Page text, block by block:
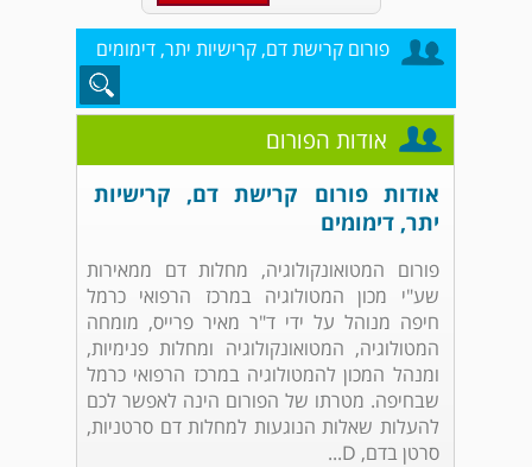
פורום קרישת דם, קרישיות יתר, דימומים
אודות הפורום
אודות פורום קרישת דם, קרישיות
יתר, דימומים
פורום המטואונקולוגיה, מחלות דם ממאירות
שע"י מכון המטולוגיה במרכז הרפואי כרמל
חיפה מנוהל על ידי ד"ר מאיר פרייס, מומחה
המטולוגיה, המטואונקולוגיה ומחלות פנימיות,
ומנהל המכון להמטולוגיה במרכז הרפואי כרמל
שבחיפה. מטרתו של הפורום הינה לאפשר לכם
להעלות שאלות הנוגעות למחלות דם סרטניות,
סרטן בדם, D...